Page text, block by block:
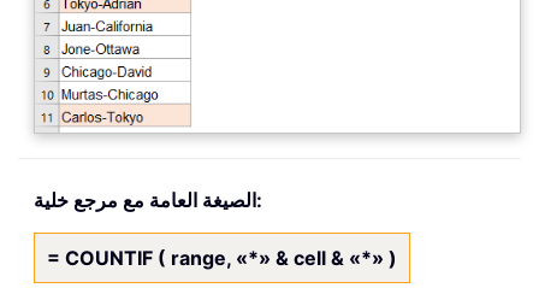
الصيغة العامة مع مرجع خلية:
= COUNTIF ( range, «*» & cell & «*» )